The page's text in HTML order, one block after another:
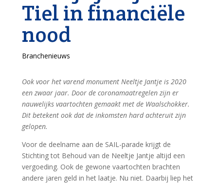
Tiel in financiële
nood
Branchenieuws
Ook voor het varend monument Neeltje Jantje is 2020
een zwaar jaar. Door de coronamaatregelen zijn er
nauwelijks vaartochten gemaakt met de Waalschokker.
Dit betekent ook dat de inkomsten hard achteruit zijn
gelopen.
Voor de deelname aan de SAIL-parade krijgt de
Stichting tot Behoud van de Neeltje Jantje altijd een
vergoeding. Ook de gewone vaartochten brachten
andere jaren geld in het laatje. Nu niet. Daarbij liep het